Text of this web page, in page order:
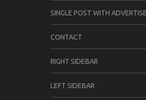
SINGLE POST WITH
CONTACT
RIGHT SIDEBAR
LEFT SIDEBAR